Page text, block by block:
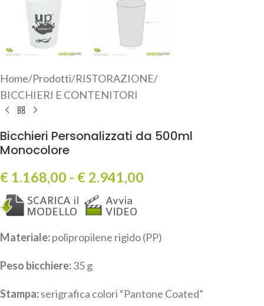
Home/Prodotti/RISTORAZIONE/
BICCHIERI E CONTENITORI
Bicchieri Personalizzati da 500ml
Monocolore
€ 1.168,00 - € 2.941,00
Materiale:polipropilene rigido (PP)
Peso bicchiere:35 g
Stampa:serigrafica colori “Pantone Coated”